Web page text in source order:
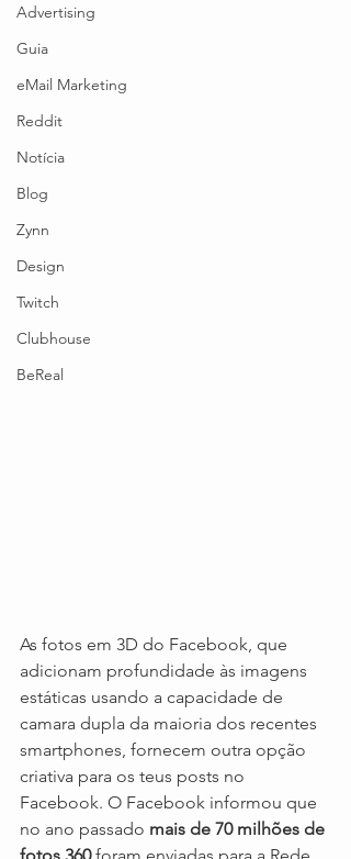
Advertising
Guia
eMail Marketing
Reddit
Notícia
Blog
Zynn
Design
Twitch
Clubhouse
BeReal
As fotos em 3D do Facebook, que
adicionam profundidade às imagens
estáticas usando a capacidade de
camara dupla da maioria dos recentes
smartphones, fornecem outra opção
criativa para os teus posts no
Facebook. O Facebook informou que
no ano passado mais de 70 milhões de